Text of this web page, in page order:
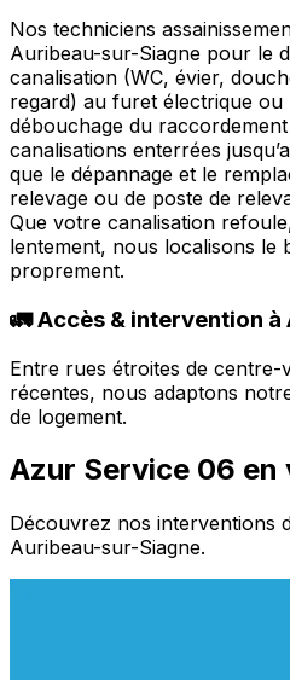
Nos techniciens
Auribeau-sur-Siagne pour le
canalisation (WC, évier,
regard) au furet électrique
débouchage du
canalisations enterrées
que le dépannage et le
relevage ou de poste de
Que votre canalisation
lentement, nous localisons le
proprement.
🚛 Accès & intervention
Entre rues étroites de centre-
récentes, nous adaptons
de logement.
Azur Service 06 en
Découvrez nos interventions
Auribeau-sur-Siagne.